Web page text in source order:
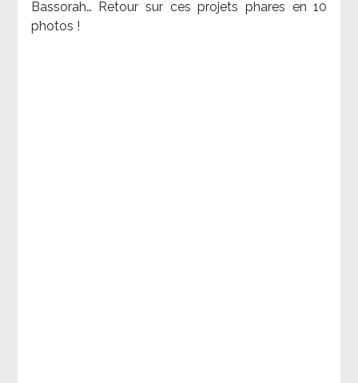
Bassorah… Retour sur ces projets phares en 10
photos !